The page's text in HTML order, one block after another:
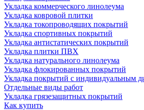
Укладка коммерческого линолеума
Укладка ковровой плитки
Укладка токопроводящих покрытий
Укладка спортивных покрытий
Укладка антистатических покрытий
Укладка плитки ПВХ
Укладка натурального линолеума
Укладка флокированных покрытий
Укладка покрытий с индивидуальным
Отдельные виды работ
Укладка грязезащитных покрытий
Как купить